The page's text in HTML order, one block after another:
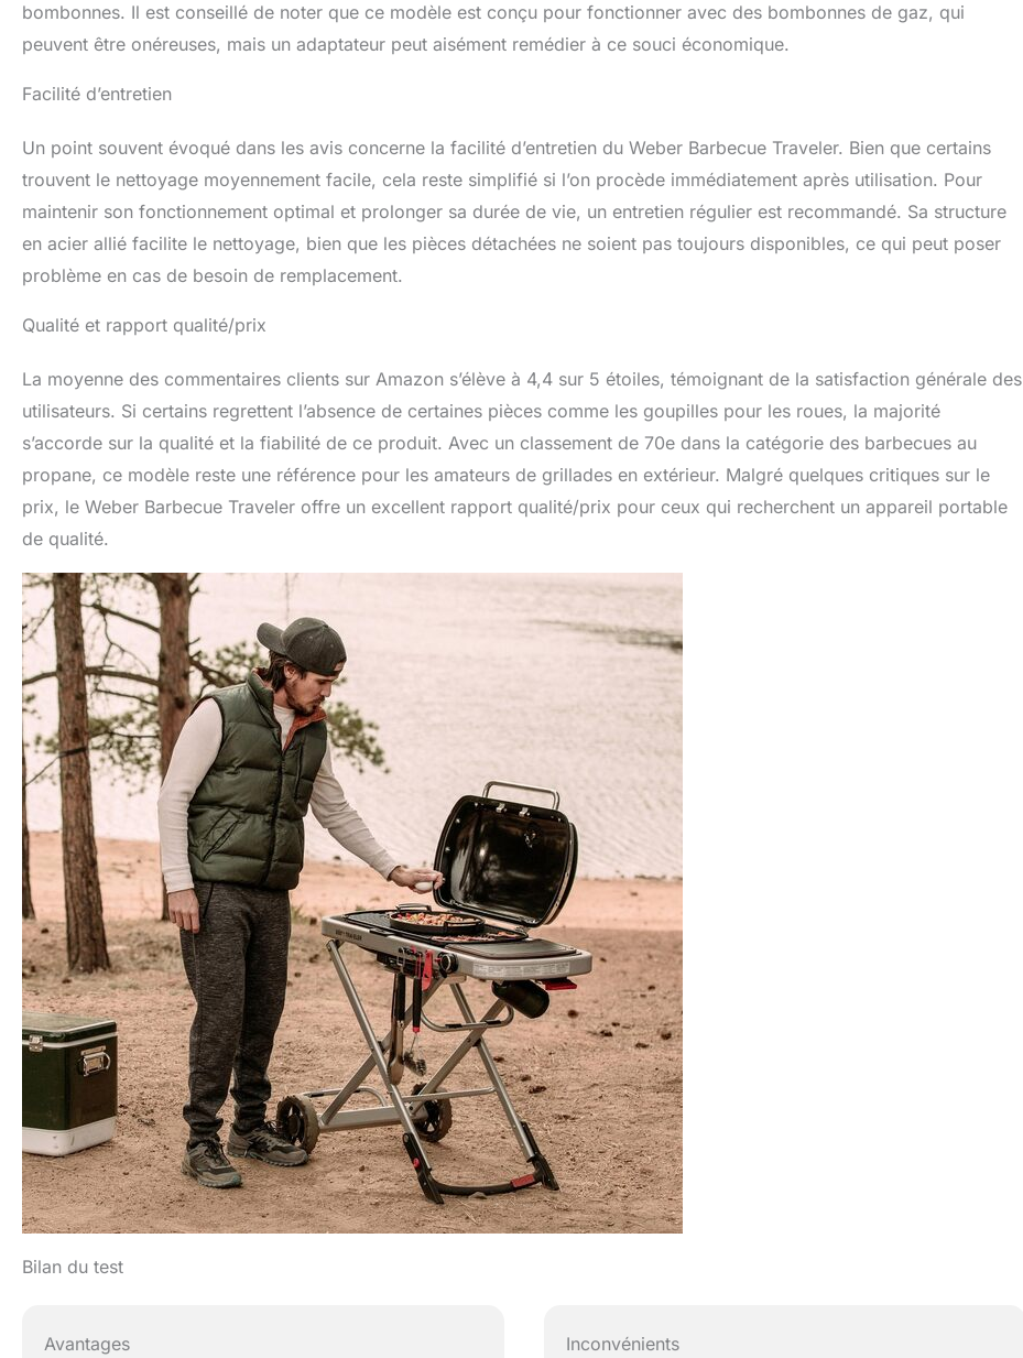
bombonnes. Il est conseillé de noter que ce modèle est conçu pour fonctionner avec des bombonnes de gaz, qui
peuvent être onéreuses, mais un adaptateur peut aisément remédier à ce souci économique.
Facilité d’entretien
Un point souvent évoqué dans les avis concerne la facilité d’entretien du Weber Barbecue Traveler. Bien que certains
trouvent le nettoyage moyennement facile, cela reste simplifié si l’on procède immédiatement après utilisation. Pour
maintenir son fonctionnement optimal et prolonger sa durée de vie, un entretien régulier est recommandé. Sa structure
en acier allié facilite le nettoyage, bien que les pièces détachées ne soient pas toujours disponibles, ce qui peut poser
problème en cas de besoin de remplacement.
Qualité et rapport qualité/prix
La moyenne des commentaires clients sur Amazon s’élève à 4,4 sur 5 étoiles, témoignant de la satisfaction générale des
utilisateurs. Si certains regrettent l’absence de certaines pièces comme les goupilles pour les roues, la majorité
s’accorde sur la qualité et la fiabilité de ce produit. Avec un classement de 70e dans la catégorie des barbecues au
propane, ce modèle reste une référence pour les amateurs de grillades en extérieur. Malgré quelques critiques sur le
prix, le Weber Barbecue Traveler offre un excellent rapport qualité/prix pour ceux qui recherchent un appareil portable
de qualité.
Bilan du test
Avantages Inconvénients